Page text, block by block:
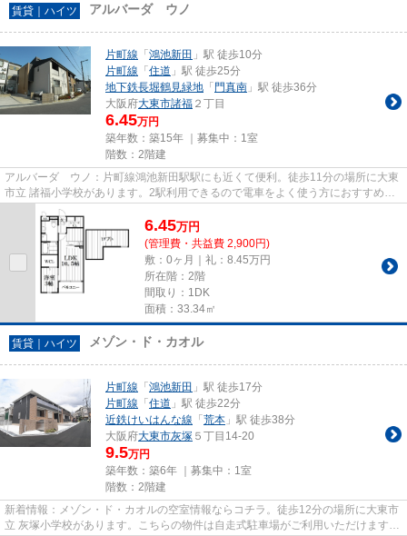
賃貸｜ハイツ アルバーダ ウノ
片町線 「 鴻池新田 」駅 徒歩10分
片町線 「 住道 」駅 徒歩25分
地下鉄長堀鶴見緑地 「 門真南 」駅 徒歩36分
大阪府大東市諸福 ２丁目
6.45万円
築年数：築15年 ｜募集中： 1室
階数：2階建
アルバーダ ウノ：片町線鴻池新田駅駅にも近くて便利。徒歩11分の場所に大東
市立 諸福小学校があります。2駅利用できるので電車をよく使う方におすすめな
物件です。駅徒歩10分に駅が...
6.45万円
(管理費・共益費 2,900円)
敷：0ヶ月｜礼：8.45万円
所在階：2階
間取り：1DK
面積：33.34㎡
賃貸｜ハイツ メゾン・ド・カオル
片町線 「 鴻池新田 」駅 徒歩17分
片町線 「 住道 」駅 徒歩22分
近鉄けいはんな線 「 荒本 」駅 徒歩38分
大阪府大東市灰塚 ５丁目14-20
9.5万円
築年数：築6年 ｜募集中： 1室
階数：2階建
新着情報：メゾン・ド・カオルの空室情報ならコチラ。徒歩12分の場所に大東市
立 灰塚小学校があります。こちらの物件は自走式駐車場がご利用いただけます。